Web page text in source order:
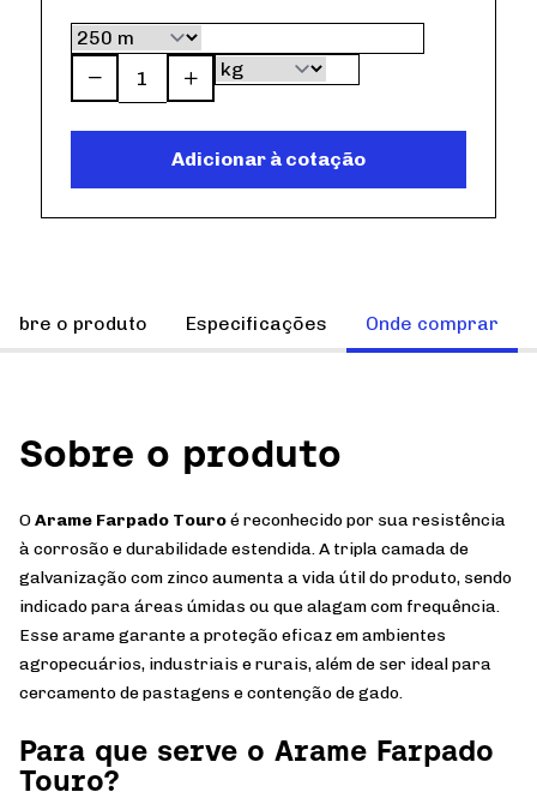
Adicionar à cotação
o produto Especificações Onde comprar
Sobre o produto
OArame Farpado Touroé reconhecido por sua resistência
à corrosão e durabilidade estendida. A tripla camada de
galvanização com zinco aumenta a vida útil do produto, sendo
indicado para áreas úmidas ou que alagam com frequência.
Esse arame garante a proteção eficaz em ambientes
agropecuários, industriais e rurais, além de ser ideal para
cercamento de pastagens e contenção de gado.
Para que serve o Arame Farpado
Touro?